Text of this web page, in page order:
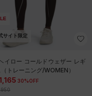
サイト限定
イロー コールドウェザー レギ
（トレーニング/WOMEN）
30%OFF